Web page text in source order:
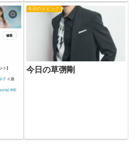
今日のトピック
今日の草彅剛